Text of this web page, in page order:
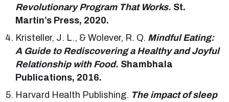
Revolutionary Program That Works. St.
Martin’s Press, 2020.
Kristeller, J. L., & Wolever, R. Q. Mindful Eating:
A Guide to Rediscovering a Healthy and Joyful
Relationship with Food. Shambhala
Publications, 2016.
Harvard Health Publishing. The impact of sleep